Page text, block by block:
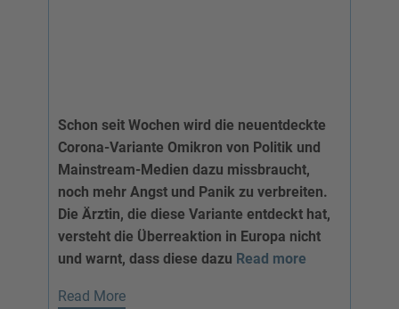
Schon seit Wochen wird die neuentdeckte
Corona-Variante Omikron von Politik und
Mainstream-Medien dazu missbraucht,
noch mehr Angst und Panik zu verbreiten.
Die Ärztin, die diese Variante entdeckt hat,
versteht die Überreaktion in Europa nicht
und warnt, dass diese dazu Read more
Read More